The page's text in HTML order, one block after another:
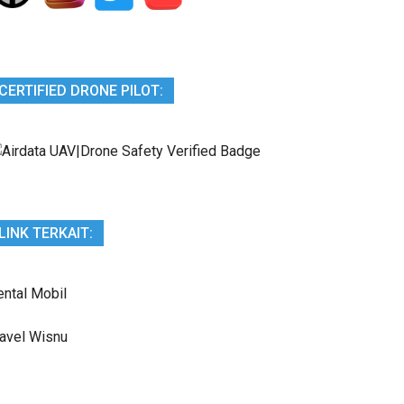
DRONE PILOT:
TERKAIT:
Mobil
Wisnu